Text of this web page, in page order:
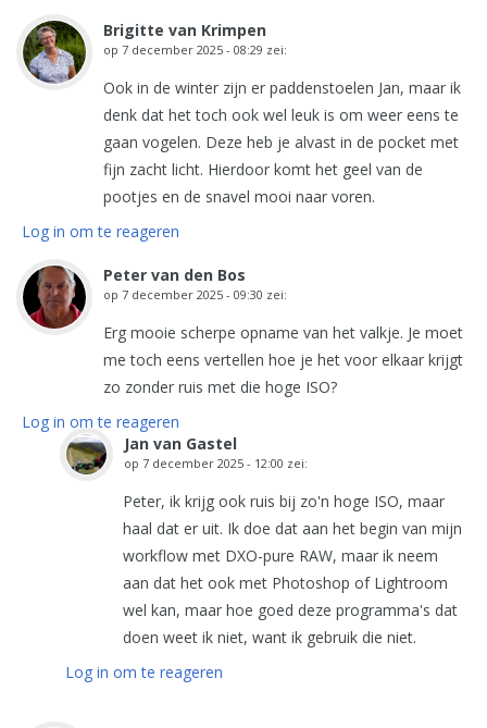
Brigitte van Krimpen
op 7 december 2025 - 08:29 zei:
Ook in de winter zijn er paddenstoelen Jan, maar ik
denk dat het toch ook wel leuk is om weer eens te
gaan vogelen. Deze heb je alvast in de pocket met
fijn zacht licht. Hierdoor komt het geel van de
pootjes en de snavel mooi naar voren.
Log in om te reageren
Peter van den Bos
op 7 december 2025 - 09:30 zei:
Erg mooie scherpe opname van het valkje. Je moet
me toch eens vertellen hoe je het voor elkaar krijgt
zo zonder ruis met die hoge ISO?
Log in om te reageren
Jan van Gastel
op 7 december 2025 - 12:00 zei:
Peter, ik krijg ook ruis bij zo'n hoge ISO, maar
haal dat er uit. Ik doe dat aan het begin van mijn
workflow met DXO-pure RAW, maar ik neem
aan dat het ook met Photoshop of Lightroom
wel kan, maar hoe goed deze programma's dat
doen weet ik niet, want ik gebruik die niet.
Log in om te reageren